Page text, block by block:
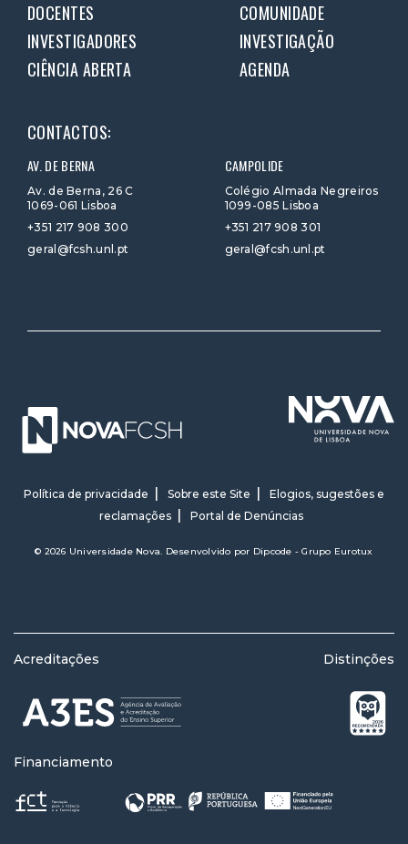
DOCENTES
COMUNIDADE
INVESTIGADORES
INVESTIGAÇÃO
CIÊNCIA ABERTA
AGENDA
CONTACTOS:
AV. DE BERNA
Av. de Berna, 26 C
1069-061 Lisboa
+351 217 908 300
geral@fcsh.unl.pt
CAMPOLIDE
Colégio Almada Negreiros
1099-085 Lisboa
+351 217 908 301
geral@fcsh.unl.pt
Política de privacidade Sobre este Site
Elogios, sugestões e
reclamações
Portal de Denúncias
© 2026 Universidade Nova. Desenvolvido por Dipcode - Grupo Eurotux
Acreditações Distinções
Financiamento